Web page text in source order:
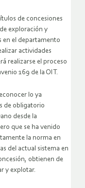
de concesiones
exploración y
en el departamento
actividades
realizarse el proceso
169 de la OIT.
lo ya
de obligatorio
desde la
que se ha venido
la norma en
del actual sistema en
obtienen de
y explotar.